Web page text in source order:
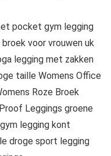
pocket gym legging
voor vrouwen uk
legging met zakken
taille Womens Office
Roze Broek
Leggings groene
legging kont
droge sport legging